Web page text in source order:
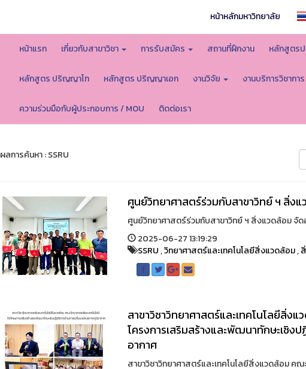
หน้าหลักมหาวิทยาลัย
หน้าแรก เกี่ยวกับสาขาวิชา การรับสมัคร สถานที่ฝึกงาน หลักสูตร
หลักสูตร ปริญญาโท หลักสูตร ปริญญาเอก งานวิจัย งานบริการวิชาการ
ความร่วมมือกับผู้ประกอบการ / MOU ติดต่อเรา
ผลการค้นหา : SSRU
ศูนย์วิทยาศาสตร์ร่วมกับสาขาวิทย์ ฯ สิ่ง
ศูนย์วิทยาศาสตร์ร่วมกับสาขาวิทย์ ฯ สิ่งแวดล้อม จั
2025-06-27 13:19:29
SSRU,วิทยาศาสตร์และเทคโนโลยีสิ่งแวดล้อม,
สาขาวิชาวิทยาศาสตร์และเทคโนโลยีสิ่ง
โครงการเสริมสร้างและพัฒนาทักษะเชิ
อากาศ
สาขาวิชาวิทยาศาสตร์และเทคโนโลยีสิ่งแวดล้อม ค